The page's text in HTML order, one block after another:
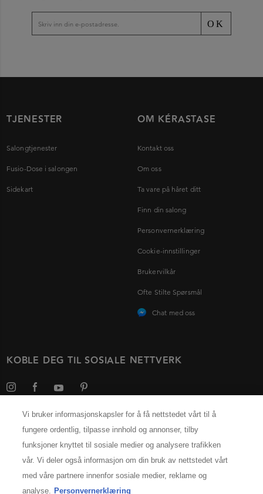
OK
TJENESTER
Salongtjenester
Fusio-Dose i salongen
Sidekart
OM KÉRASTASE
Kontakt oss
Om oss
Ta vare på håret ditt
Finn din salong
Personvernerklæring
Cookie-innstillinger
Brukervilkår
Ofte Stilte Spørsmål
Chat med oss
KOBLE DEG TIL SOSIALE NETTVERK
Velg ditt land
INFORMASJON OM PRODUSENTEN
Kérastase Paris
Vi bruker informasjonskapsler for å få nettstedet vårt til å
fungere ordentlig, tilpasse innhold og annonser, tilby
funksjoner knyttet til sosiale medier og analysere trafikken
vår. Vi deler også informasjon om din bruk av nettstedet vårt
med våre partnere innenfor sosiale medier, reklame og
analyse. Personvernerklæring